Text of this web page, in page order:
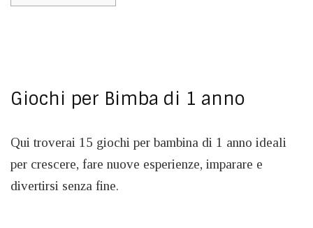
Giochi per Bimba di 1 anno
Qui troverai 15 giochi per bambina di 1 anno ideali
per crescere, fare nuove esperienze, imparare e
divertirsi senza fine.